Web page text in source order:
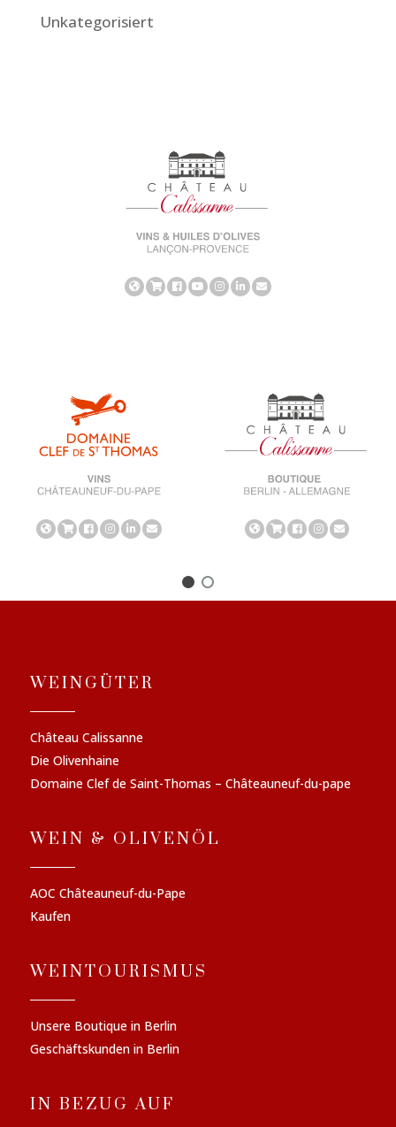
Unkategorisiert
WEINGÜTER
Château Calissanne
Die Olivenhaine
Domaine Clef de Saint-Thomas – Châteauneuf-du-pape
WEIN & OLIVENÖL
AOC Châteauneuf-du-Pape
Kaufen
WEINTOURISMUS
Unsere Boutique in Berlin
Geschäftskunden in Berlin
IN BEZUG AUF